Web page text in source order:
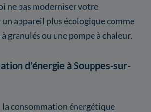
ne pas moderniser votre
un appareil plus écologique comme
granulés ou une pompe à chaleur.
d'énergie à Souppes-sur-
consommation énergétique